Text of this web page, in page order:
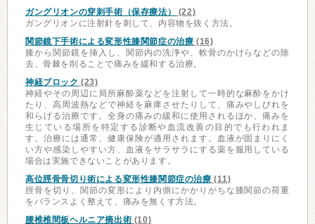
ガングリオンの穿刺手術（保存療法）
(22)
ガングリオンに注射針を刺して、内容物を抜く方法。
関節鏡下手術による変形性膝関節症の治療 (16)
膝から関節鏡を挿入し、関節内の洗浄や、軟骨のかけらなどの除
去、骨棘を削ることで痛みを緩和する治療。
神経ブロック (23)
神経やその周辺に局所麻酔薬などを注射して一時的な麻酔をかけ
たり、高周波熱などで神経を麻痺させたりして、痛みやしびれを
和らげる治療です。全身の痛みの緩和に使用されるほか、痛みを
生じている場所を特定する診断や血流改善の目的でも行われま
す。治療には通常、健康保険が適用されます。血液が固まりにく
い方や感染しやすい方、血液をサラサラにする薬を服用している
場合は実施できないことがあります。
高位脛骨骨切り術による変形性膝関節症の治療 (11)
脛骨を切り、関節の変形により内側にかかりがちな膝関節の荷重
をバランスよく整えて、痛みを無くす方法。
腰椎椎間板ヘルニア摘出術 (10)